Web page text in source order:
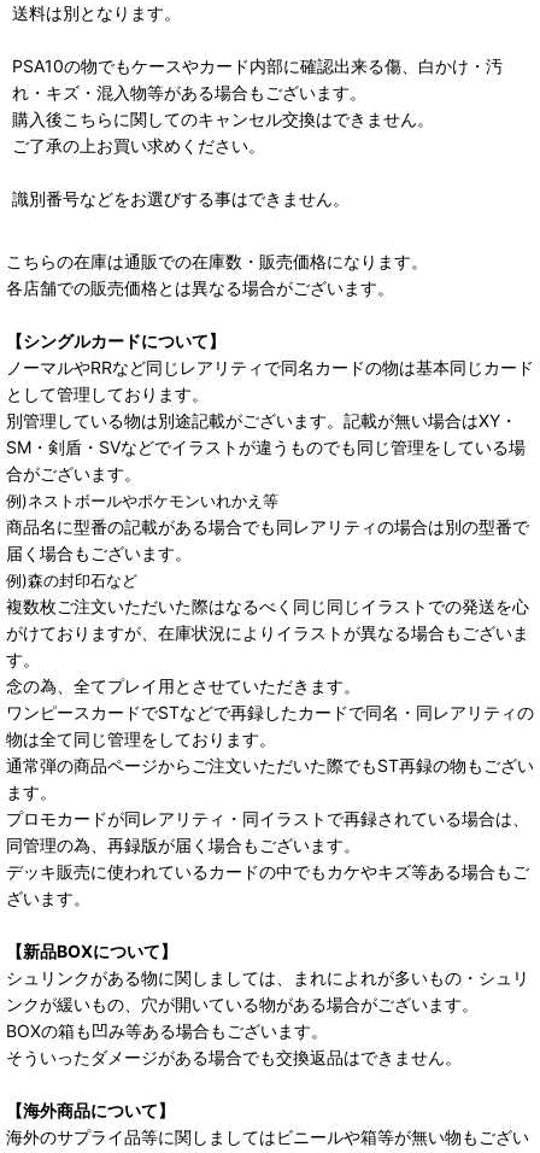
送料は別となります。
PSA10の物でもケースやカード内部に確認出来る傷、白かけ・汚
れ・キズ・混入物等がある場合もございます。
購入後こちらに関してのキャンセル交換はできません。
ご了承の上お買い求めください。
識別番号などをお選びする事はできません。
こちらの在庫は通販での在庫数・販売価格になります。
各店舗での販売価格とは異なる場合がございます。
【シングルカードについて】
ノーマルやRRなど同じレアリティで同名カードの物は基本同じカード
として管理しております。
別管理している物は別途記載がございます。記載が無い場合はXY・
SM・剣盾・SVなどでイラストが違うものでも同じ管理をしている場
合がございます。
例)ネストボールやポケモンいれかえ等
商品名に型番の記載がある場合でも同レアリティの場合は別の型番で
届く場合もございます。
例)森の封印石など
複数枚ご注文いただいた際はなるべく同じ同じイラストでの発送を心
がけておりますが、在庫状況によりイラストが異なる場合もございま
す。
念の為、全てプレイ用とさせていただきます。
ワンピースカードでSTなどで再録したカードで同名・同レアリティの
物は全て同じ管理をしております。
通常弾の商品ページからご注文いただいた際でもST再録の物もござい
ます。
プロモカードが同レアリティ・同イラストで再録されている場合は、
同管理の為、再録版が届く場合もございます。
デッキ販売に使われているカードの中でもカケやキズ等ある場合もご
ざいます。
【新品BOXについて】
シュリンクがある物に関しましては、まれによれが多いもの・シュリ
ンクが緩いもの、穴が開いている物がある場合がございます。
BOXの箱も凹み等ある場合もございます。
そういったダメージがある場合でも交換返品はできません。
【海外商品について】
海外のサプライ品等に関しましてはビニールや箱等が無い物もござい